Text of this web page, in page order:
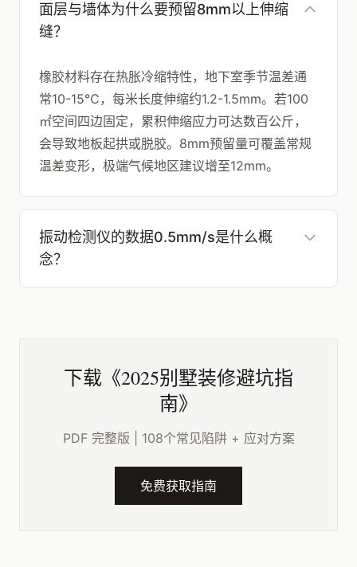
面层与墙体为什么要预留8mm以上伸缩
缝？
橡胶材料存在热胀冷缩特性，地下室季节温差通
常10-15℃，每米长度伸缩约1.2-1.5mm。若100
㎡空间四边固定，累积伸缩应力可达数百公斤，
会导致地板起拱或脱胶。8mm预留量可覆盖常规
温差变形，极端气候地区建议增至12mm。
振动检测仪的数据0.5mm/s是什么概
念？
下载《2025别墅装修避坑指
南》
PDF 完整版 | 108个常见陷阱 + 应对方案
免费获取指南